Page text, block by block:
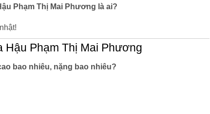
Phạm Thị Mai Phương là ai?
Hậu Phạm Thị Mai Phương
bao nhiêu, nặng bao nhiêu?